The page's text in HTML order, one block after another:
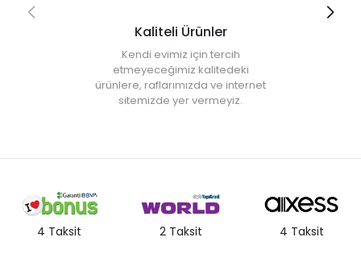
Kaliteli Ürünler
Kendi evimiz için tercih
etmeyeceğimiz kalitedeki
ürünlere, raflarımızda ve internet
sitemizde yer vermeyiz.
4 Taksit 2 Taksit 4 Taksit